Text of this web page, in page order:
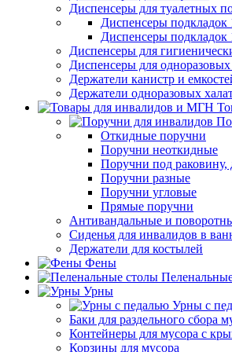
Диспенсеры для туалетных
Диспенсеры подкладок
Диспенсеры подкладок
Диспенсеры для
Диспенсеры для одноразовых
Держатели канистр и
Держатели одноразовых
Откидные поручни
Поручни неоткидные
Поручни под раковину,
Поручни разные
Поручни угловые
Прямые поручни
Антивандальные и
Сиденья для инвалидов в
Держатели для костылей
Фены
Урны
Урны с
Баки для раздельного сбора
Контейнеры для мусора с
Корзины для мусора